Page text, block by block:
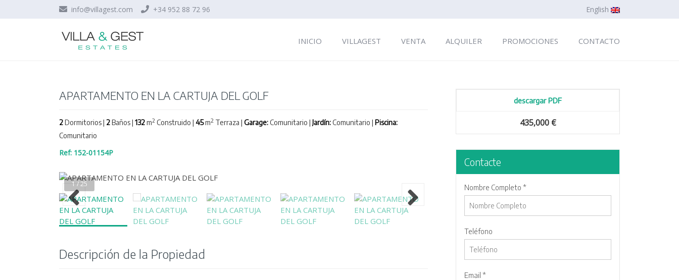
info@villagest.com +34 952 88 72 96 English
INICIO VILLAGEST VENTA ALQUILER PROMOCIONES CONTACTO
APARTAMENTO EN LA CARTUJA DEL GOLF
2Dormitorios | 2Baños | 132m2 Construido | 45m2 Terraza | Garage:Comunitario | Jardín:Comunitario | Piscina:
Comunitario
Ref: 152-01154P
1 / 25
Descripción de la Propiedad
descargar PDF
435,000 €
Contacte
Nombre Completo *
Teléfono
Email *